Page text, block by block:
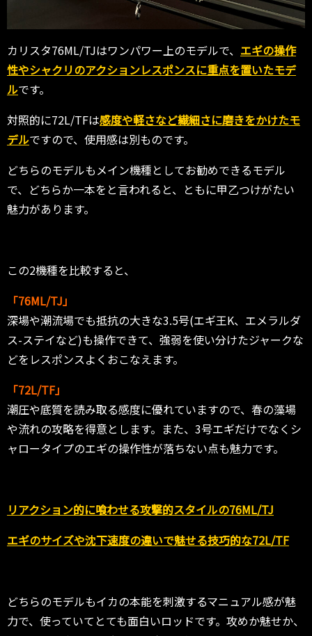
カリスタ76ML/TJはワンパワー上のモデルで、 エギの操作
性やシャクリのアクションレスポンスに重点を置いたモデ
ルです。
対照的に72L/TFは感度や軽さなど繊細さに磨きをかけたモ
デルですので、使用感は別ものです。
どちらのモデルもメイン機種としてお勧めできるモデル
で、どちらか一本をと言われると、ともに甲乙つけがたい
魅力があります。
この2機種を比較すると、
「76ML/TJ」
深場や潮流場でも抵抗の大きな3.5号(エギ王K、エメラルダ
ス-ステイなど)も操作できて、強弱を使い分けたジャークな
どをレスポンスよくおこなえます。
「72L/TF」
潮圧や底質を読み取る感度に優れていますので、春の藻場
や流れの攻略を得意とします。また、3号エギだけでなくシ
ャロータイプのエギの操作性が落ちない点も魅力です。
リアクション的に喰わせる攻撃的スタイルの76ML/TJ
エギのサイズや沈下速度の違いで魅せる技巧的な72L/TF
どちらのモデルもイカの本能を刺激するマニュアル感が魅
力で、使っていてとても面白いロッドです。攻めか魅せか、